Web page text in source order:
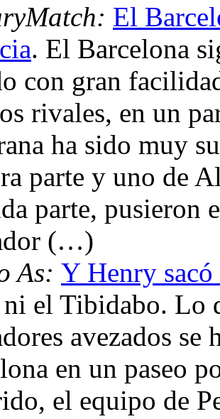
El
. El Barcelona
con gran
rivales, en un
ha sido muy
parte y uno de
parte,
(…)
As: Y Henry
el Tibidabo. Lo
avezados
en un paseo
el equipo de